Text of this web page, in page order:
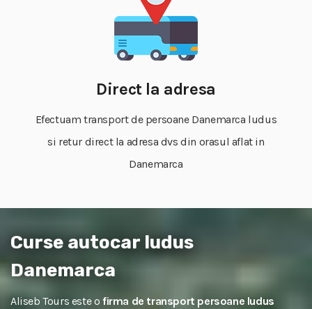
Direct la adresa
Efectuam transport de persoane Danemarca ludus
si retur direct la adresa dvs din orasul aflat in
Danemarca
Curse autocar ludus
Danemarca
Aliseb Tours este o firma de transport persoane ludus